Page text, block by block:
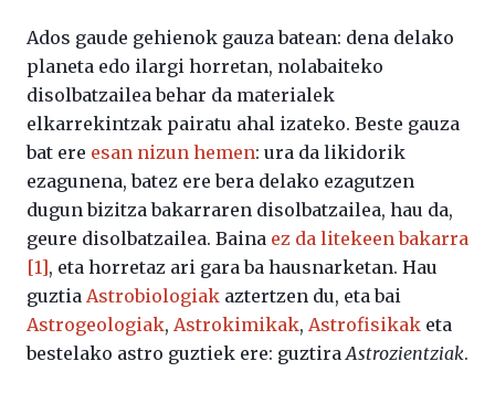
Ados gaude gehienok gauza batean: dena delako
planeta edo ilargi horretan, nolabaiteko
disolbatzailea behar da materialek
elkarrekintzak pairatu ahal izateko. Beste gauza
bat ere esan nizun hemen: ura da likidorik
ezagunena, batez ere bera delako ezagutzen
dugun bizitza bakarraren disolbatzailea, hau da,
geure disolbatzailea. Baina ez da litekeen bakarra
[1], eta horretaz ari gara ba hausnarketan. Hau
guztia Astrobiologiak aztertzen du, eta bai
Astrogeologiak, Astrokimikak, Astrofisikak eta
bestelako astro guztiek ere: guztiraAstrozientziak.